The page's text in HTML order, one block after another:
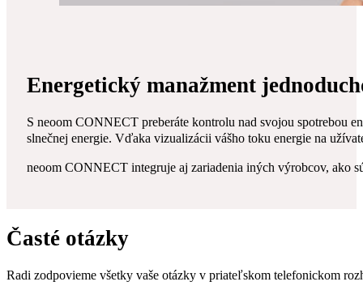
Energetický manažment
S neoom CONNECT preberáte kontrolu nad svojou spotrebou
slnečnej energie. Vďaka vizualizácii vášho toku energie na
neoom CONNECT integruje aj zariadenia iných výrobcov, ako
Časté otázky
Radi zodpovieme všetky vaše otázky v priateľskom telefonickom